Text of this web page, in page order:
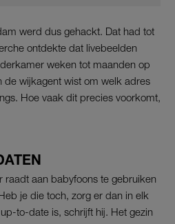
werd dus gehackt. Dat had tot
ontdekte dat livebeelden
weken tot maanden op
de wijkagent wist om welk adres
Hoe vaak dit precies voorkomt,
raadt aan babyfoons te gebruiken
je die toch, zorg er dan in elk
to-date is, schrijft hij. Het gezin